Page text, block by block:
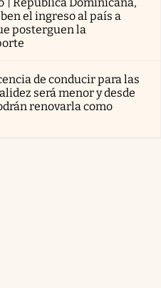
el ingreso al país a
posterguen la
de conducir para las
será menor y desde
renovarla como